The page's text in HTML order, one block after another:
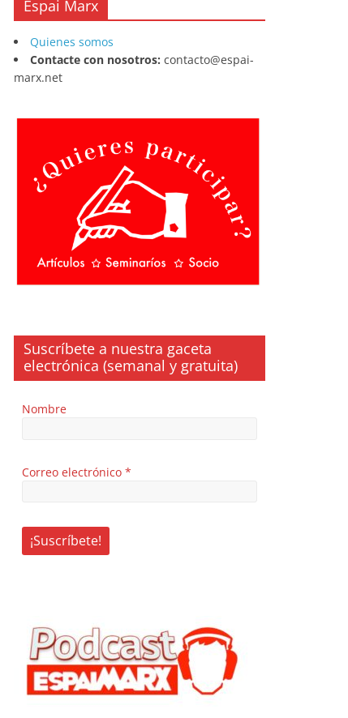
Espai Marx
Quienes somos
Contacte con nosotros: contacto@espai-
marx.net
Suscríbete a nuestra gaceta
electrónica (semanal y gratuita)
Nombre
Correo electrónico *